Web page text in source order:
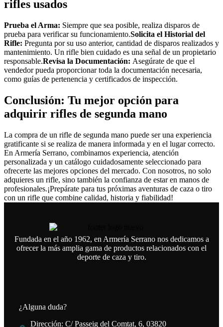
rifles usados
Prueba el Arma: Siempre que sea posible, realiza disparos de
prueba para verificar su funcionamiento.Solicita el Historial del
Rifle: Pregunta por su uso anterior, cantidad de disparos realizados y
mantenimiento. Un rifle bien cuidado es una señal de un propietario
responsable.Revisa la Documentación: Asegúrate de que el
vendedor pueda proporcionar toda la documentación necesaria,
como guías de pertenencia y certificados de inspección.
Conclusión: Tu mejor opción para
adquirir rifles de segunda mano
La compra de un rifle de segunda mano puede ser una experiencia
gratificante si se realiza de manera informada y en el lugar correcto.
En Armería Serrano, combinamos experiencia, atención
personalizada y un catálogo cuidadosamente seleccionado para
ofrecerte las mejores opciones del mercado. Con nosotros, no solo
adquieres un rifle, sino también la confianza de estar en manos de
profesionales.¡Prepárate para tus próximas aventuras de caza o tiro
con un rifle que combine calidad, historia y fiabilidad!
Fundada en el año 1962, en Armería Serrano nos dedicamos a
ofrecer la más amplia gama de productos relacionados con el
deporte de caza y tiro.
¿Alguna duda?
Dirección: C/ Passeig del Comtat, 6, 03820